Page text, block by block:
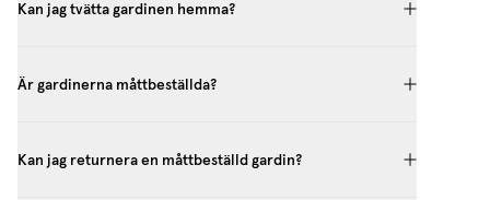
Kan jag tvätta gardinen hemma?
Är gardinerna måttbeställda?
Kan jag returnera en måttbeställd gardin?